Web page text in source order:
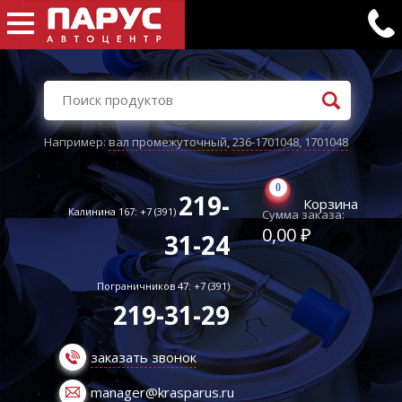
Например:вал промежуточный,236-1701048,1701048
Калинина 167: +7 (391) 219-
31-24
Пограничников 47: +7 (391)
219-31-29
заказать звонок
manager@krasparus.ru
0
Корзина
Сумма заказа:
0,00 ₽